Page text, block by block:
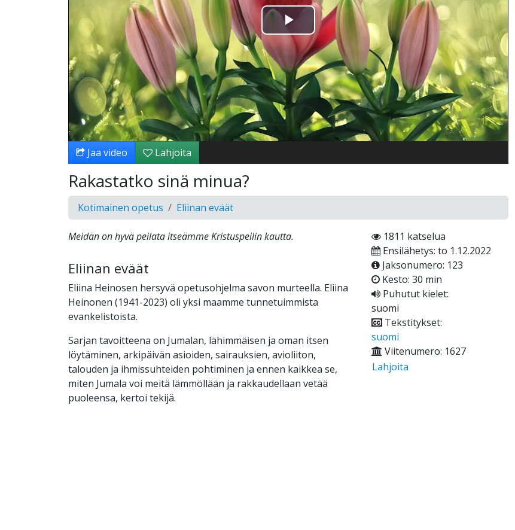
Toista
Video
Jaa video Lahjoita
Rakastatko sinä minua?
Kotimainen opetus Eliinan eväät
Meidän on hyvä peilata itseämme Kristuspeilin kautta.
Eliinan eväät
Eliina Heinosen hersyvä opetusohjelma savon murteella. Eliina
Heinonen (1941-2023) oli yksi maamme tunnetuimmista
evankelistoista.
Sarjan tavoitteena on Jumalan, lähimmäisen ja oman itsen
löytäminen, arkipäivän asioiden, sairauksien, avioliiton,
talouden ja ihmissuhteiden pohtiminen ja ennen kaikkea se,
miten Jumala voi meitä lämmöllään ja rakkaudellaan vetää
puoleensa, kertoi tekijä.
1811 katselua
Ensilähetys: to 1.12.2022
Jaksonumero: 123
Kesto: 30 min
Puhutut kielet:
suomi
Tekstitykset:
suomi
Viitenumero: 1627
Lahjoita